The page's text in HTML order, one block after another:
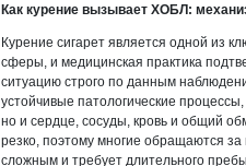
Как курение вызывает ХОБЛ:
Курение сигарет является одной из
сферы, и медицинская практика
ситуацию строго по данным
устойчивые патологические
но и сердце, сосуды, кровь и общий
резко, поэтому многие обращаются
сложным и требует длительного